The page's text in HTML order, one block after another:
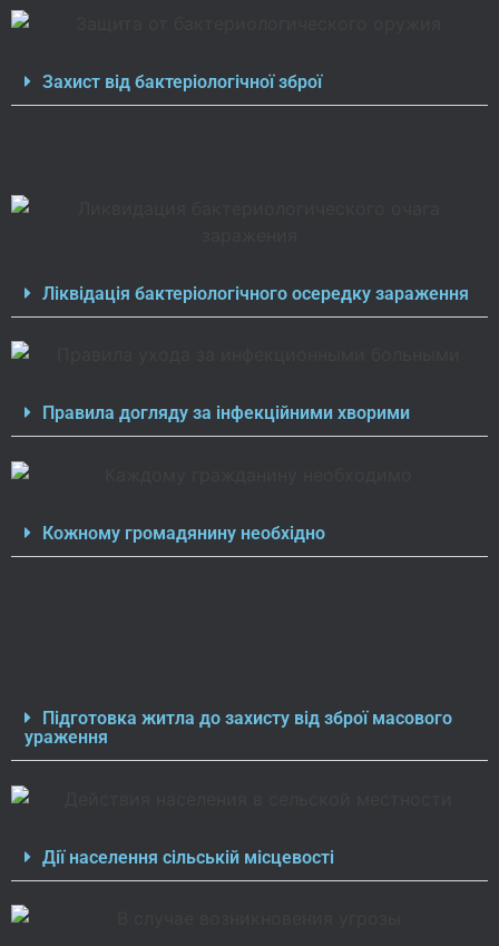
Захист від бактеріологічної зброї
Ліквідація бактеріологічного осередку зараження
Правила догляду за інфекційними хворими
Кожному громадянину необхідно
Підготовка житла до захисту від зброї масового
ураження
Дії населення сільській місцевості